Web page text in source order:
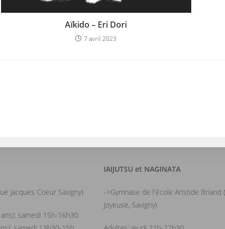
Aïkido – Eri Dori
7 avril 2023
Jacques Coeur Savigny)
samedi 15h-16h30
IAIJUTSU et NAGINATA
->Gymnase de l'école Aristide Briand
Joyeuse, Savigny)